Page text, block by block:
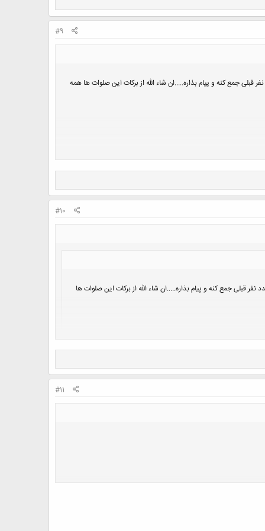
#9
قبلی جمع کنه و پیام بذاره.....ان شاء الله از برکات این صلوات ها همه
#10
قبلی جمع کنه و پیام بذاره.....ان شاء الله از برکات این صلوات ها
#11